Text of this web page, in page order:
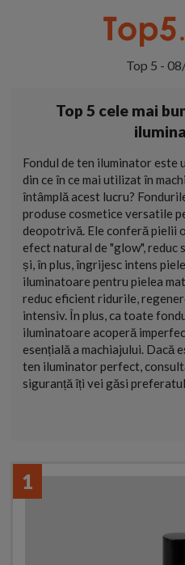
Top 5 -
Top 5 cele mai
Fondul de ten iluminator este
din ce în ce mai utilizat în
întâmplă acest lucru?
produse cosmetice versatile
deopotrivă. Ele conferă pielii
efect natural de "glow", reduc
și, în plus, îngrijesc intens
iluminatoare pentru pielea
reduc eficient ridurile,
intensiv. În plus, ca toate
iluminatoare acoperă
esențială a machiajului. Dacă
ten iluminator perfect,
siguranță îți vei găsi
1